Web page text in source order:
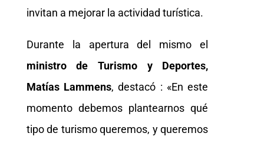
invitan a mejorar la actividad turística.
Durante la apertura del mismo el
ministro de Turismo y Deportes,
Matías Lammens, destacó : «En este
momento debemos plantearnos qué
tipo de turismo queremos, y queremos